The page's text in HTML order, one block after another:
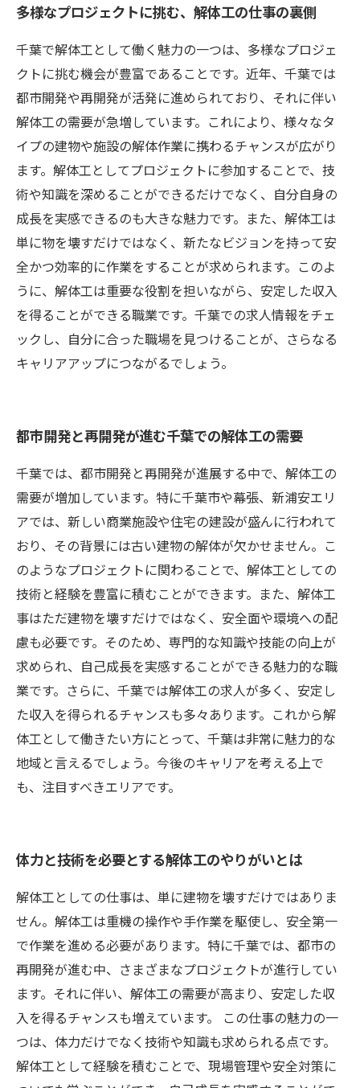
多様なプロジェクトに挑む、解体工の仕事の裏側
千葉で解体工として働く魅力の一つは、多様なプロジェ
クトに挑む機会が豊富であることです。近年、千葉では
都市開発や再開発が活発に進められており、それに伴い
解体工の需要が急増しています。これにより、様々なタ
イプの建物や施設の解体作業に携わるチャンスが広がり
ます。解体工としてプロジェクトに参加することで、技
術や知識を深めることができるだけでなく、自分自身の
成長を実感できるのも大きな魅力です。また、解体工は
単に物を壊すだけではなく、新たなビジョンを持って安
全かつ効率的に作業をすることが求められます。このよ
うに、解体工は重要な役割を担いながら、安定した収入
を得ることができる職業です。千葉での求人情報をチェ
ックし、自分に合った職場を見つけることが、さらなる
キャリアアップにつながるでしょう。
都市開発と再開発が進む千葉での解体工の需要
千葉では、都市開発と再開発が進展する中で、解体工の
需要が増加しています。特に千葉市や幕張、新浦安エリ
アでは、新しい商業施設や住宅の建設が盛んに行われて
おり、その背景には古い建物の解体が欠かせません。こ
のようなプロジェクトに関わることで、解体工としての
技術と経験を豊富に積むことができます。また、解体工
事はただ建物を壊すだけではなく、安全面や環境への配
慮も必要です。そのため、専門的な知識や技能の向上が
求められ、自己成長を実感することができる魅力的な職
業です。さらに、千葉では解体工の求人が多く、安定し
た収入を得られるチャンスも多々あります。これから解
体工として働きたい方にとって、千葉は非常に魅力的な
地域と言えるでしょう。今後のキャリアを考える上で
も、注目すべきエリアです。
体力と技術を必要とする解体工のやりがいとは
解体工としての仕事は、単に建物を壊すだけではありま
せん。解体工は重機の操作や手作業を駆使し、安全第一
で作業を進める必要があります。特に千葉では、都市の
再開発が進む中、さまざまなプロジェクトが進行してい
ます。それに伴い、解体工の需要が高まり、安定した収
入を得るチャンスも増えています。 この仕事の魅力の一
つは、体力だけでなく技術や知識も求められる点です。
解体工として経験を積むことで、現場管理や安全対策に